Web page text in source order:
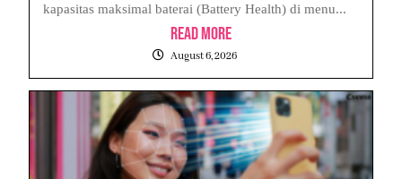
kapasitas maksimal baterai (Battery Health) di menu...
Read More
August 6, 2026